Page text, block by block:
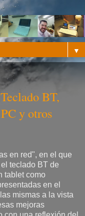
▼
BT,
y otros
en red", en el que
teclado BT de
tablet como
en el
mismas a la vista
mejoras